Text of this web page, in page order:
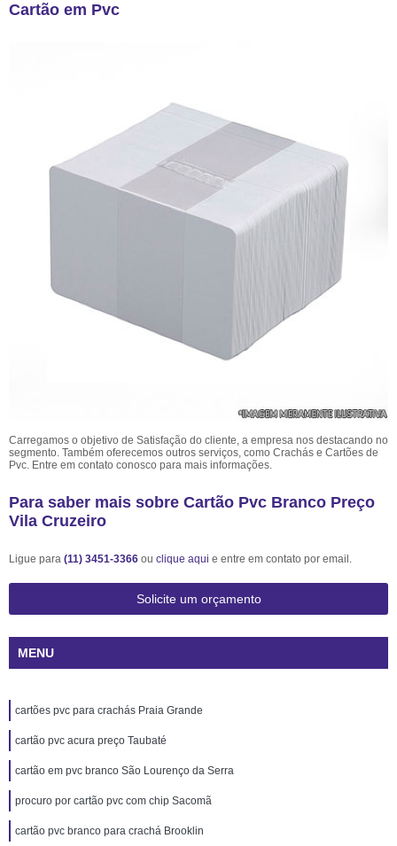
Cartão em Pvc
Carregamos o objetivo de Satisfação do cliente, a empresa nos destacando no
segmento. Também oferecemos outros serviços, como Crachás e Cartões de
Pvc. Entre em contato conosco para mais informações.
Para saber mais sobre Cartão Pvc Branco Preço
Vila Cruzeiro
Ligue para (11) 3451-3366 ou clique aqui e entre em contato por email.
Solicite um orçamento
MENU
cartões pvc para crachás Praia Grande
cartão pvc acura preço Taubaté
cartão em pvc branco São Lourenço da Serra
procuro por cartão pvc com chip Sacomã
cartão pvc branco para crachá Brooklin